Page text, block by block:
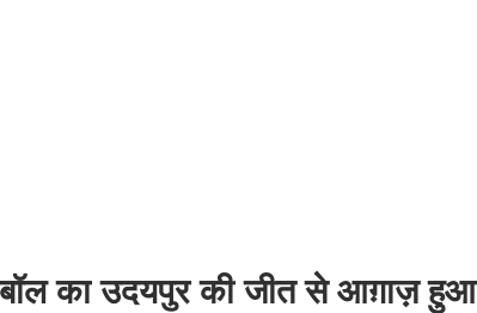
का उदयपुर की जीत से आग़ाज़ हुआ